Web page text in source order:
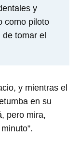
y
como piloto
tomar el
y mientras el
en su
pero mira,